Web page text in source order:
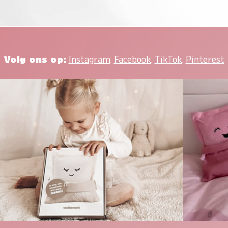
Volg ons op: Instagram, Facebook, TikTok, Pinterest